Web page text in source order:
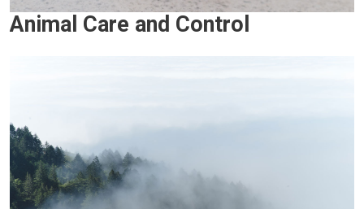
Animal Care and Control